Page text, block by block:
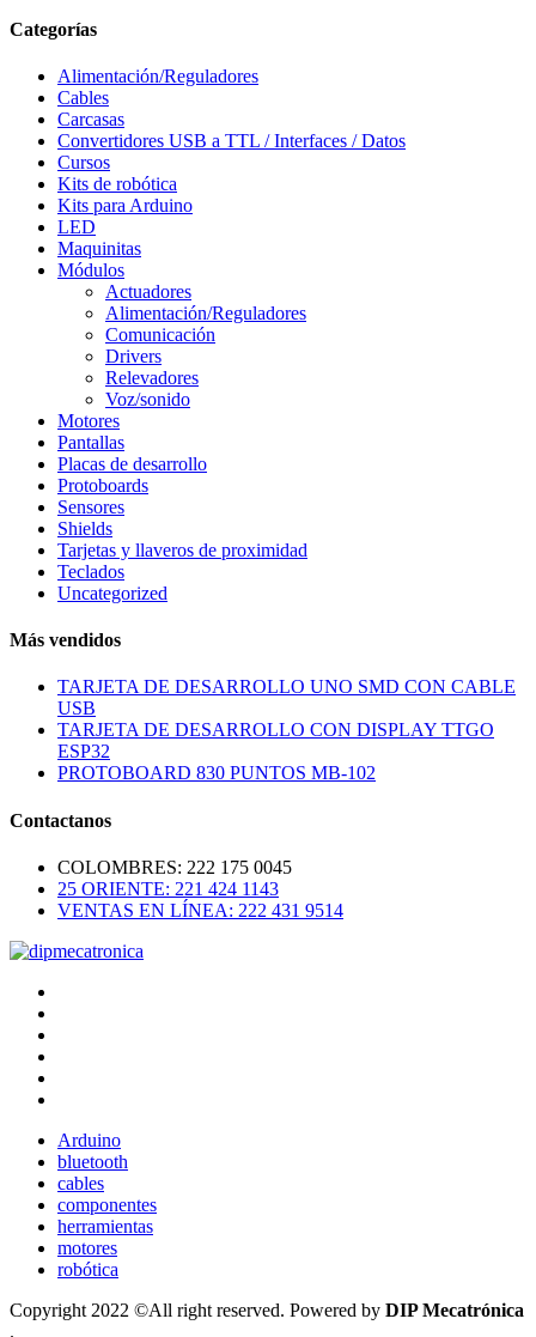
Categorías
Alimentación/Reguladores
Cables
Carcasas
Convertidores USB a TTL / Interfaces / Datos
Cursos
Kits de robótica
Kits para Arduino
LED
Maquinitas
Módulos
Actuadores
Alimentación/Reguladores
Comunicación
Drivers
Relevadores
Voz/sonido
Motores
Pantallas
Placas de desarrollo
Protoboards
Sensores
Shields
Tarjetas y llaveros de proximidad
Teclados
Uncategorized
Más vendidos
TARJETA DE DESARROLLO UNO SMD CON CABLE
USB
TARJETA DE DESARROLLO CON DISPLAY TTGO
ESP32
PROTOBOARD 830 PUNTOS MB-102
Contactanos
COLOMBRES: 222 175 0045
25 ORIENTE: 221 424 1143
VENTAS EN LÍNEA: 222 431 9514
Arduino
bluetooth
cables
componentes
herramientas
motores
robótica
Copyright 2022 ©All right reserved. Powered by DIP Mecatrónica
.